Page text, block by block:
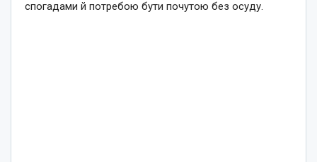
спогадами й потребою бути почутою без осуду.